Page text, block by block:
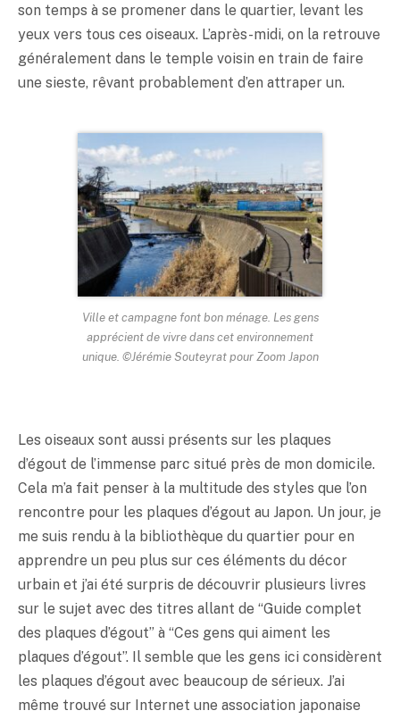
son temps à se promener dans le quartier, levant les
yeux vers tous ces oiseaux. L’après-midi, on la retrouve
généralement dans le temple voisin en train de faire
une sieste, rêvant probablement d’en attraper un.
Ville et campagne font bon ménage. Les gens
apprécient de vivre dans cet environnement
unique. ©Jérémie Souteyrat pour Zoom Japon
Les oiseaux sont aussi présents sur les plaques
d’égout de l’immense parc situé près de mon domicile.
Cela m’a fait penser à la multitude des styles que l’on
rencontre pour les plaques d’égout au Japon. Un jour, je
me suis rendu à la bibliothèque du quartier pour en
apprendre un peu plus sur ces éléments du décor
urbain et j’ai été surpris de découvrir plusieurs livres
sur le sujet avec des titres allant de “Guide complet
des plaques d’égout” à “Ces gens qui aiment les
plaques d’égout”. Il semble que les gens ici considèrent
les plaques d’égout avec beaucoup de sérieux. J’ai
même trouvé sur Internet une association japonaise